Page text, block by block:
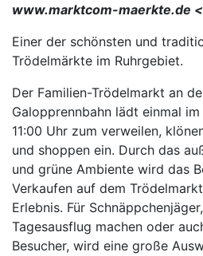
www.marktcom-maerkte.de <
Einer der schönsten und
Trödelmärkte im Ruhrgebiet.
Der Familien-Trödelmarkt an
Galopprennbahn lädt einmal
11:00 Uhr zum verweilen,
und shoppen ein. Durch das
und grüne Ambiente wird das
Verkaufen auf dem
Erlebnis. Für
Tagesausflug machen oder
Besucher, wird eine große